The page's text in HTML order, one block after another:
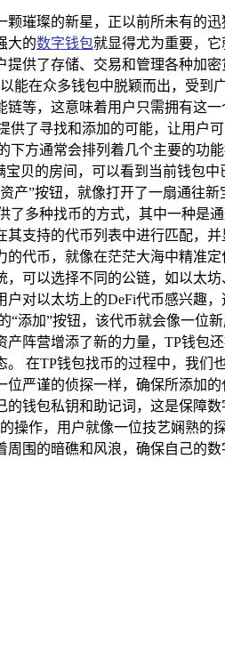
璀璨的新星，正以前所未有的
大的数字钱包就显得尤为重要，它
供了存储、交易和管理各种加
能在众多钱包中脱颖而出，受
等，这意味着用户只需拥有这
了寻找和添加的可能，让用户
方通常会排列着几个主要的功
贝的房间，可以看到当前钱包
”按钮，就像打开了一扇通往
多种找币的方式，其中一种是
支持的代币列表中进行匹配，
代币，就像在茫茫大海中精准
可以选择不同的公链，如以太
对以太坊上的DeFi代币感兴趣
添加”按钮，该代币就会像一
阵营增添了新的力量，TP钱包
在TP钱包找币的过程中，我
严谨的侦探一样，确保所添加
钱包私钥和助记词，这是保障
操作，用户就像一位技艺娴熟
围的暗礁和风浪，确保自己的